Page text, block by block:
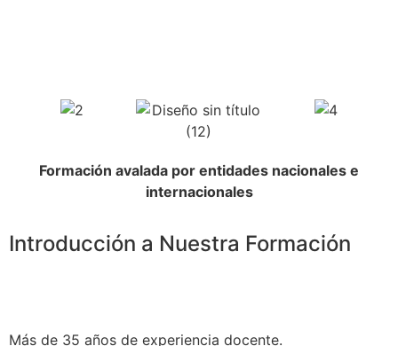
Formación avalada por entidades nacionales e
internacionales
Introducción a Nuestra Formación
Más de 35 años de experiencia docente.